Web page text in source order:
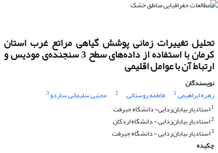
تحلیل تغییرات زمانی پوشش گیاهی مراتع غرب استان
کرمان با استفاده از داده‌های سطح 3 سنجنده‌ی مودیس و
ارتباط آن با عوامل اقلیمی
نویسندگان
زهره ابراهیمی1 فاطمه روستائی 2 مجتبی سلیمانی ساردو3
1استادیار بیابان‌زدایی- دانشگاه جیرفت
2استادیار بیابان‌زدایی - دانشگاه اردکان
3استادیار بیابان‌زدایی - دانشگاه جیرفت
چکیده